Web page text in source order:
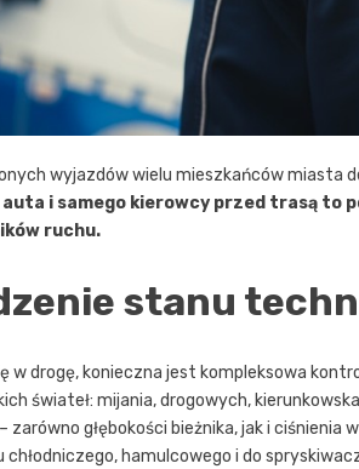
wyjazdów wielu mieszkańców miasta
i samego kierowcy przed trasą to
ruchu.
stanu
w drogę, konieczna jest kompleksowa
świateł: mijania, drogowych,
zarówno głębokości bieżnika, jak i
chłodniczego, hamulcowego i do